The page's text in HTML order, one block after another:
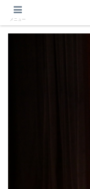
出演情報
メニュー